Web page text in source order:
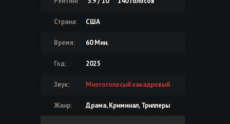
Страна: США
Время: 60 Мин.
Год: 2025
Звук: Многоголосый закадровый
Жанр: Драма, Криминал, Триллеры